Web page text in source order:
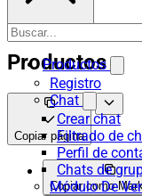
Productos
Registro
Chat
Crear chat
Filtrado de
Perfil de
Chats de
Módulo De
Productos
Copiar página
Copiar como